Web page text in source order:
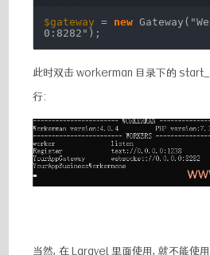
$gateway = new Gateway(
0:8282" );
此时双击 workerman 目录下的
行:
当然, 在 Laravel 里面使用, 就不能使